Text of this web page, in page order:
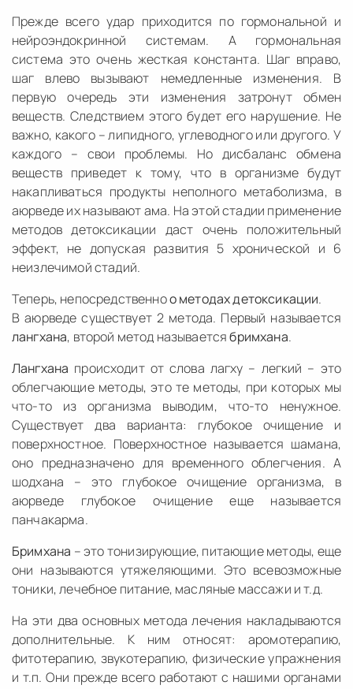
Прежде всего удар приходится по гормональной и
нейроэндокринной системам. А гормональная
система это очень жесткая константа. Шаг вправо,
шаг влево вызывают немедленные изменения. В
первую очередь эти изменения затронут обмен
веществ. Следствием этого будет его нарушение. Не
важно, какого – липидного, углеводного или другого. У
каждого – свои проблемы. Но дисбаланс обмена
веществ приведет к тому, что в организме будут
накапливаться продукты неполного метаболизма, в
аюрведе их называют ама. На этой стадии применение
методов детоксикации даст очень положительный
эффект, не допуская развития 5 хронической и 6
неизлечимой стадий.
Теперь, непосредственноо методах детоксикации.
В аюрведе существует 2 метода. Первый называется
лангхана, второй метод называетсябримхана.
Лангхана происходит от слова лагху – легкий – это
облегчающие методы, это те методы, при которых мы
что-то из организма выводим, что-то ненужное.
Существует два варианта: глубокое очищение и
поверхностное. Поверхностное называется шамана,
оно предназначено для временного облегчения. А
шодхана – это глубокое очищение организма, в
аюрведе глубокое очищение еще называется
панчакарма.
Бримхана – это тонизирующие, питающие методы, еще
они называются утяжеляющими. Это всевозможные
тоники, лечебное питание, масляные массажи и т.д.
На эти два основных метода лечения накладываются
дополнительные. К ним относят: аромотерапию,
фитотерапию, звукотерапию, физические упражнения
и т.п. Они прежде всего работают с нашими органами